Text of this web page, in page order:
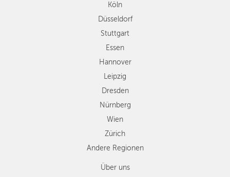
Dresden
Nürnberg
Wien
Zürich
Andere
Regionen
Köln
Düsseldorf
Stuttgart
Essen
Hannover
Leipzig
Dresden
Nürnberg
Wien
Zürich
Andere Regionen
Über uns